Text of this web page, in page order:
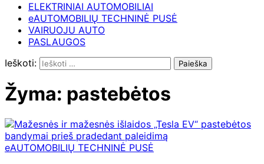
ELEKTRINIAI AUTOMOBILIAI
eAUTOMOBILIŲ TECHNINĖ PUSĖ
VAIRUOJU AUTO
PASLAUGOS
Ieškoti:
Žyma: pastebėtos
eAUTOMOBILIŲ TECHNINĖ PUSĖ